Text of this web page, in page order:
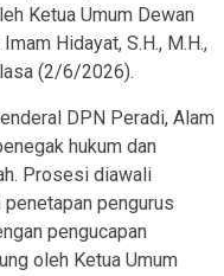
Ketua Umum Dewan
Hidayat, S.H., M.H.,
(2/6/2026).
DPN Peradi, Alam
hukum dan
Prosesi diawali
pengurus
pengucapan
oleh Ketua Umum